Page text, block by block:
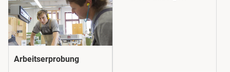
Arbeitserprobung